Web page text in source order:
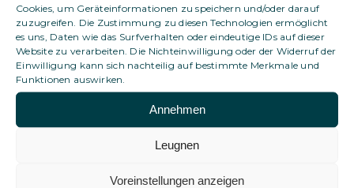
Cookies, um Geräteinformationen zu speichern und/oder darauf
zuzugreifen. Die Zustimmung zu diesen Technologien ermöglicht
es uns, Daten wie das Surfverhalten oder eindeutige IDs auf dieser
Website zu verarbeiten. Die Nichteinwilligung oder der Widerruf der
Einwilligung kann sich nachteilig auf bestimmte Merkmale und
Funktionen auswirken.
Annehmen
Leugnen
Voreinstellungen anzeigen
Kann ich weiterhin offizielle oder
finanzielle Dokumente empfangen?
Kann ich diese Adresse für meine Bank
oder für rechtliche Zwecke nutzen?
Wird dies von Banken oder für offizielle